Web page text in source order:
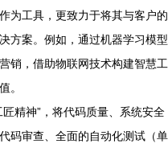
为工具，更致力于将其与客户的
方案。例如，通过机器学习模型
销，借助物联网技术构建智慧工
。
匠精神”，将代码质量、系统安全
码审查、全面的自动化测试（单